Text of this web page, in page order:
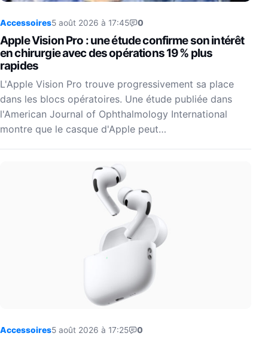
Accessoires5 août 2026 à 17:45 0
Apple Vision Pro : une étude confirme son intérêt
en chirurgie avec des opérations 19 % plus
rapides
L'Apple Vision Pro trouve progressivement sa place
dans les blocs opératoires. Une étude publiée dans
l'American Journal of Ophthalmology International
montre que le casque d'Apple peut…
Accessoires5 août 2026 à 17:25 0